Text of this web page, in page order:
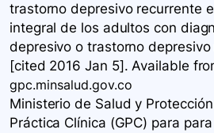
trastorno depresivo recurrente
integral de los adultos con
depresivo o trastorno
[cited 2016 Jan 5]. Available
gpc.minsalud.gov.co
Ministerio de Salud y
Práctica Clínica (GPC) para